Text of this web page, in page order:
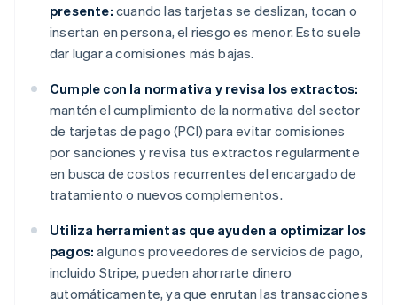
presente: cuando las tarjetas se deslizan, tocan o
insertan en persona, el riesgo es menor. Esto suele
dar lugar a comisiones más bajas.
Cumple con la normativa y revisa los extractos:
mantén el cumplimiento de la normativa del sector
de tarjetas de pago (PCI) para evitar comisiones
por sanciones y revisa tus extractos regularmente
en busca de costos recurrentes del encargado de
tratamiento o nuevos complementos.
Utiliza herramientas que ayuden a optimizar los
pagos: algunos proveedores de servicios de pago,
incluido Stripe, pueden ahorrarte dinero
automáticamente, ya que enrutan las transacciones